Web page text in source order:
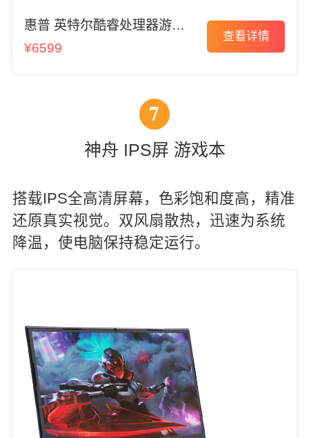
惠普 英特尔酷睿处理器游戏
本
¥6599
查看详情
7
神舟 IPS屏 游戏本
搭载IPS全高清屏幕，色彩饱和度高，精准
还原真实视觉。双风扇散热，迅速为系统
降温，使电脑保持稳定运行。